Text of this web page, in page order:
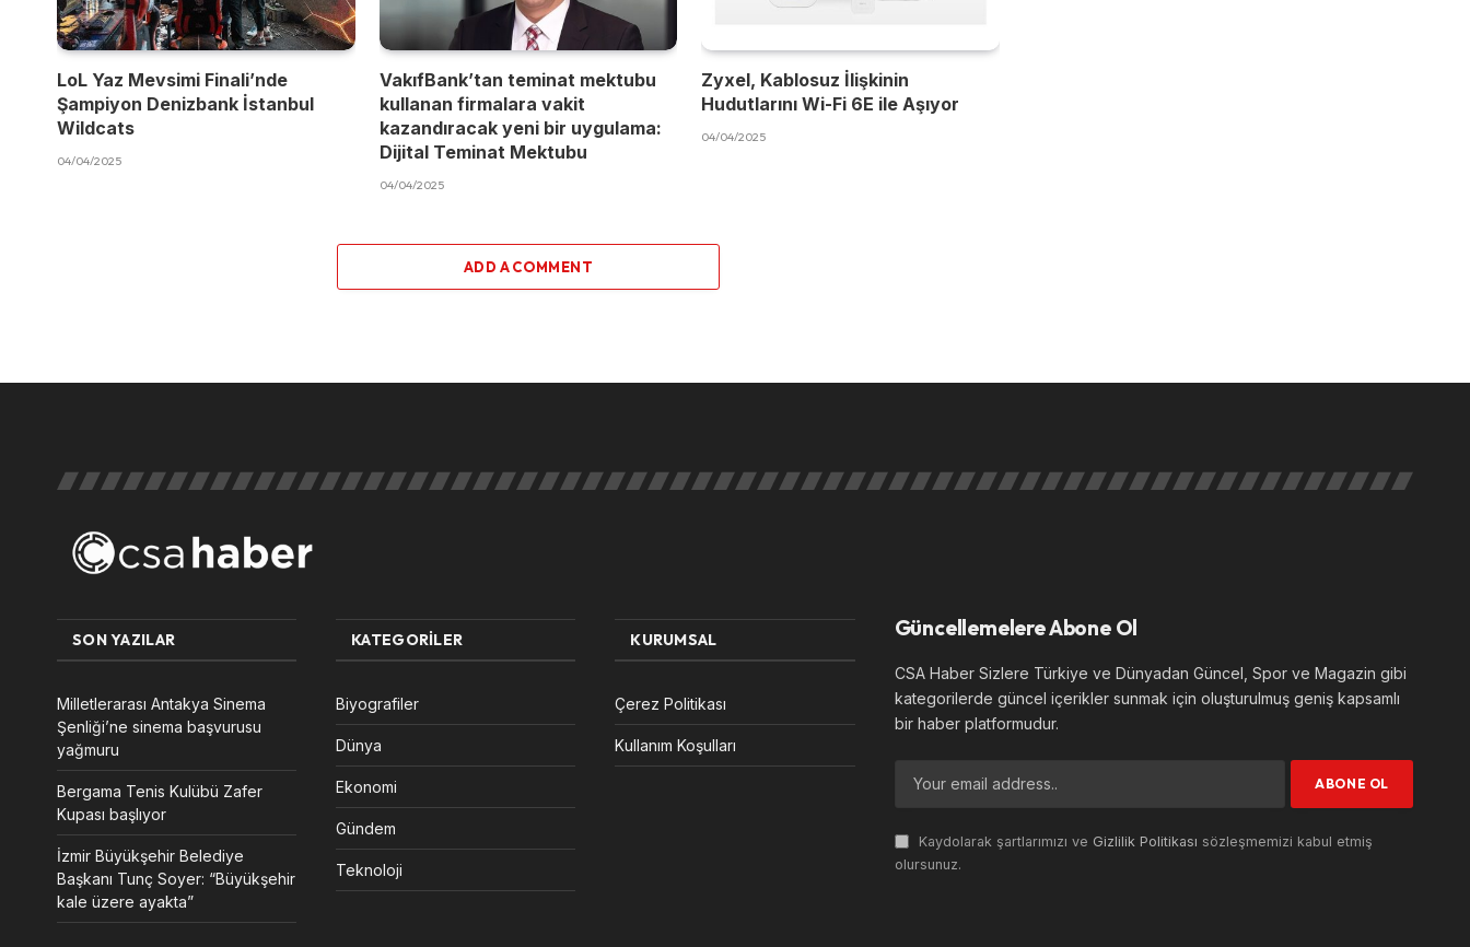
LoL Yaz Mevsimi Finali’nde
Şampiyon Denizbank İstanbul
Wildcats
04/04/2025
VakıfBank’tan teminat mektubu
kullanan firmalara vakit
kazandıracak yeni bir uygulama:
Dijital Teminat Mektubu
04/04/2025
Zyxel, Kablosuz İlişkinin
Hudutlarını Wi-Fi 6E ile Aşıyor
04/04/2025
ADD A COMMENT
SON YAZILAR
Milletlerarası Antakya Sinema
Şenliği’ne sinema başvurusu
yağmuru
Bergama Tenis Kulübü Zafer
Kupası başlıyor
İzmir Büyükşehir Belediye
Başkanı Tunç Soyer: “Büyükşehir
kale üzere ayakta”
KATEGORILER
Biyografiler
Dünya
Ekonomi
Gündem
Teknoloji
KURUMSAL
Çerez Politikası
Kullanım Koşulları
Güncellemelere Abone Ol
CSA Haber Sizlere Türkiye ve Dünyadan Güncel, Spor ve Magazin gibi
kategorilerde güncel içerikler sunmak için oluşturulmuş geniş kapsamlı
bir haber platformudur.
Kaydolarak şartlarımızı ve Gizlilik Politikası sözleşmemizi kabul etmiş
olursunuz.